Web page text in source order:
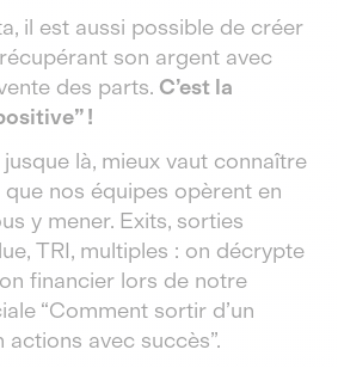
il est aussi possible de créer
son argent avec
des parts. C’est la
!
là, mieux vaut connaître
nos équipes opèrent en
y mener. Exits, sorties
TRI, multiples : on décrypte
financier lors de notre
“Comment sortir d’un
actions avec succès”.